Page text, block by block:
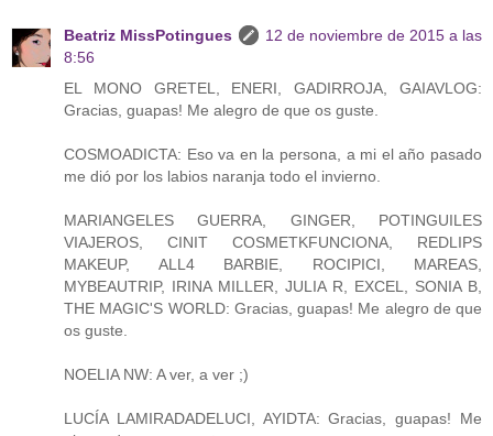
Beatriz MissPotingues
12 de noviembre de 2015 a las
8:56
EL MONO GRETEL, ENERI, GADIRROJA, GAIAVLOG:
Gracias, guapas! Me alegro de que os guste.
COSMOADICTA: Eso va en la persona, a mi el año pasado
me dió por los labios naranja todo el invierno.
MARIANGELES GUERRA, GINGER, POTINGUILES
VIAJEROS, CINIT COSMETKFUNCIONA, REDLIPS
MAKEUP, ALL4 BARBIE, ROCIPICI, MAREAS,
MYBEAUTRIP, IRINA MILLER, JULIA R, EXCEL, SONIA B,
THE MAGIC'S WORLD: Gracias, guapas! Me alegro de que
os guste.
NOELIA NW: A ver, a ver ;)
LUCÍA LAMIRADADELUCI, AYIDTA: Gracias, guapas! Me